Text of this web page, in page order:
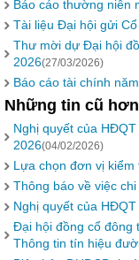
Báo cáo thường niên
Tài liệu Đại hội gửi
Thư mời dự Đại hội
2026(27/03/2026)
Báo cáo tài chính
Những tin cũ hơn
Nghị quyết của
2026(04/02/2026)
Lựa chọn đơn vị kiểm
Thông báo về việc
Nghị quyết của
Đại hội đồng cổ đông
Thông tin tín hiệu